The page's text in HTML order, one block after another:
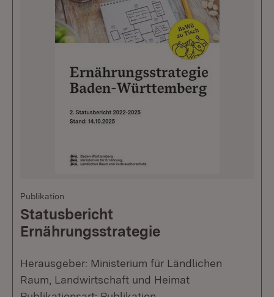
Publikation
Statusbericht
Ernährungsstrategie
Herausgeber: Ministerium für Ländlichen
Raum, Landwirtschaft und Heimat